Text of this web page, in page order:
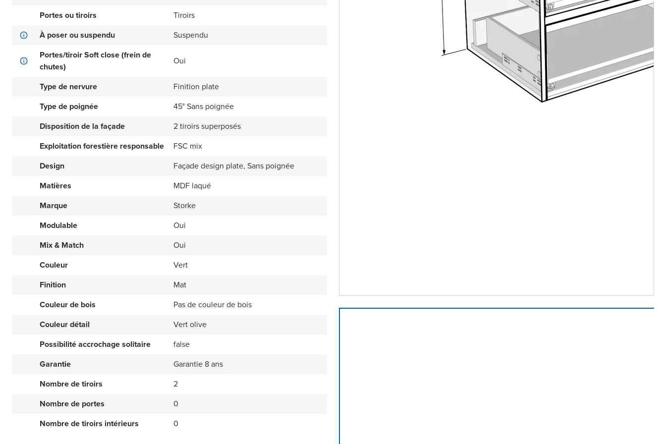
Portes ou tiroirs
Tiroirs
À poser ou suspendu
Suspendu
Portes/tiroir Soft close (frein de
chutes)
Oui
Type de nervure
Finition plate
Type de poignée
45° Sans poignée
Disposition de la façade
2 tiroirs superposés
Exploitation forestière responsable
FSC mix
Design
Façade design plate, Sans poignée
Matières
MDF laqué
Marque
Storke
Modulable
Oui
Mix & Match
Oui
Couleur
Vert
Finition
Mat
Couleur de bois
Pas de couleur de bois
Couleur détail
Vert olive
Possibilité accrochage solitaire
false
Garantie
Garantie 8 ans
Nombre de tiroirs
2
Nombre de portes
0
Nombre de tiroirs intérieurs
0